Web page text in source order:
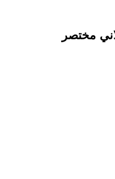
مختصر